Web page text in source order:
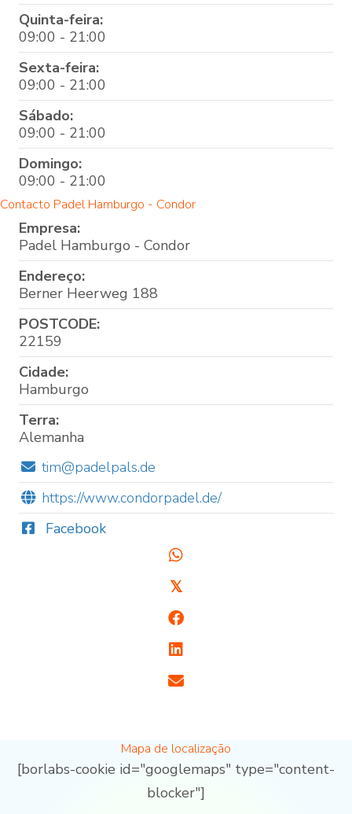
Quinta-feira:
09:00 - 21:00
Sexta-feira:
09:00 - 21:00
Sábado:
09:00 - 21:00
Domingo:
09:00 - 21:00
Contacto Padel Hamburgo - Condor
Empresa:
Padel Hamburgo - Condor
Endereço:
Berner Heerweg 188
POSTCODE:
22159
Cidade:
Hamburgo
Terra:
Alemanha
tim@padelpals.de
https://www.condorpadel.de/
Facebook
𝕏
Mapa de localização
[borlabs-cookie id="googlemaps" type="content-
blocker"]